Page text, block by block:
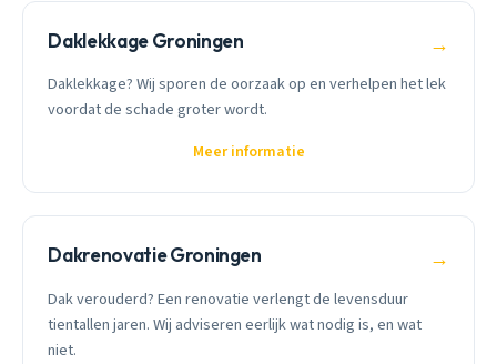
Daklekkage Groningen →
Daklekkage? Wij sporen de oorzaak op en verhelpen het lek
voordat de schade groter wordt.
Meer informatie
Dakrenovatie Groningen →
Dak verouderd? Een renovatie verlengt de levensduur
tientallen jaren. Wij adviseren eerlijk wat nodig is, en wat
niet.